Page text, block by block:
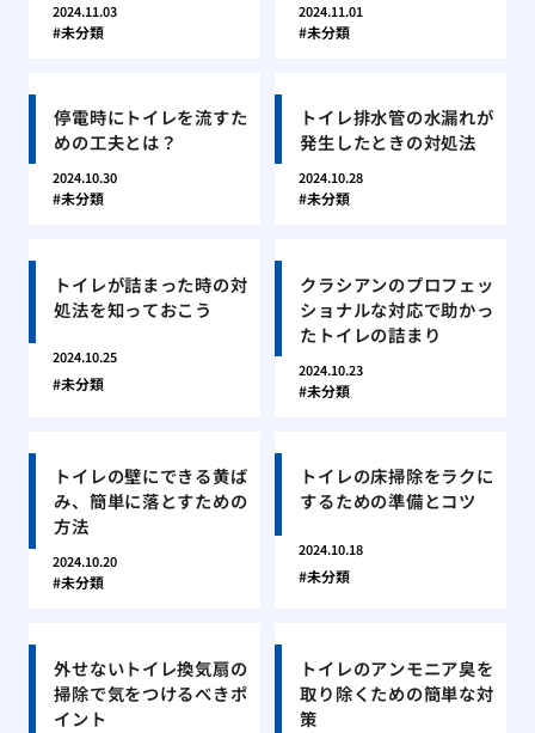
2024.11.03
未分類
2024.11.01
未分類
停電時にトイレを流すた
めの工夫とは？
2024.10.30
未分類
トイレ排水管の水漏れが
発生したときの対処法
2024.10.28
未分類
トイレが詰まった時の対
処法を知っておこう
2024.10.25
未分類
クラシアンのプロフェッ
ショナルな対応で助かっ
たトイレの詰まり
2024.10.23
未分類
トイレの壁にできる黄ば
み、簡単に落とすための
方法
2024.10.20
未分類
トイレの床掃除をラクに
するための準備とコツ
2024.10.18
未分類
外せないトイレ換気扇の
掃除で気をつけるべきポ
イント
トイレのアンモニア臭を
取り除くための簡単な対
策